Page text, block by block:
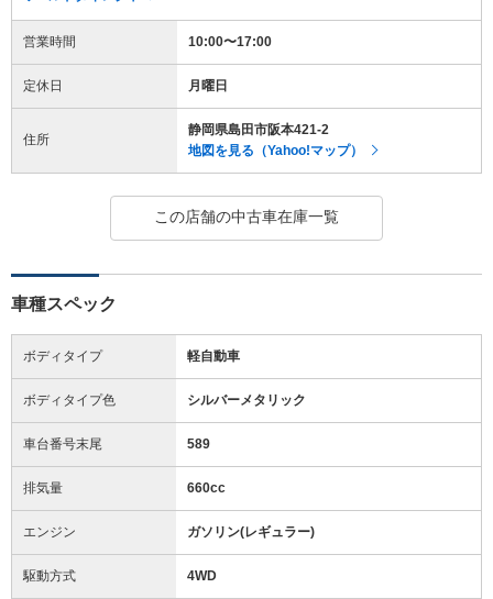
営業時間 10:00〜17:00
定休日 月曜日
住所
静岡県島田市阪本421-2
地図を見る（Yahoo!マップ）
この店舗の中古車在庫一覧
車種スペック
ボディタイプ 軽自動車
ボディタイプ色 シルバーメタリック
車台番号末尾 589
排気量 660cc
エンジン ガソリン(レギュラー)
駆動方式 4WD